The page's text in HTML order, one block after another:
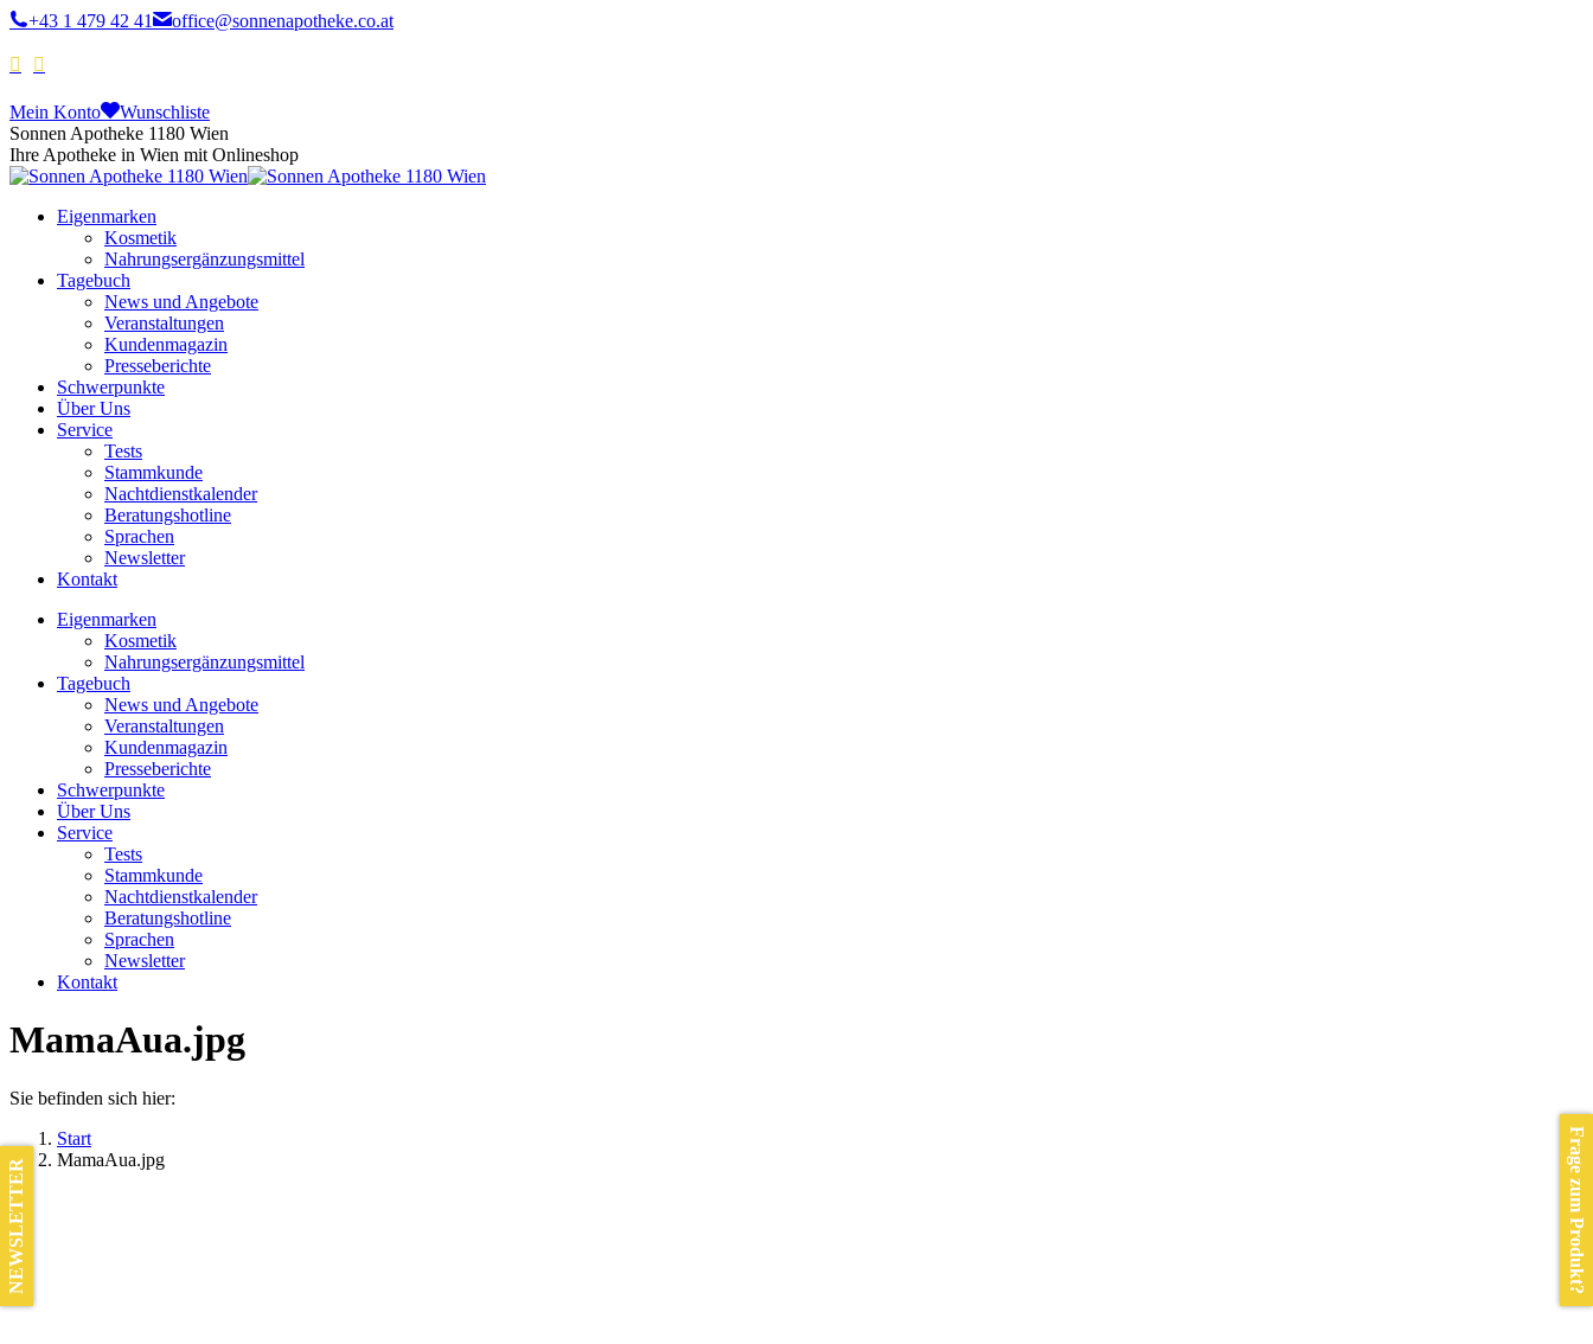
+43 1 479 42 41 office@sonnenapotheke.co.at
Mein Konto
Wunschliste
Sonnen Apotheke 1180 Wien
Ihre Apotheke in Wien mit Onlineshop
Eigenmarken
Kosmetik
Nahrungsergänzungsmittel
Tagebuch
News und Angebote
Veranstaltungen
Kundenmagazin
Presseberichte
Schwerpunkte
Über Uns
Service
Tests
Stammkunde
Nachtdienstkalender
Beratungshotline
Sprachen
Newsletter
Kontakt
Eigenmarken
Kosmetik
Nahrungsergänzungsmittel
Tagebuch
News und Angebote
Veranstaltungen
Kundenmagazin
Presseberichte
Schwerpunkte
Über Uns
Service
Tests
Stammkunde
Nachtdienstkalender
Beratungshotline
Sprachen
Newsletter
Kontakt
MamaAua.jpg
Sie befinden sich hier:
Start
MamaAua.jpg
Frage zum Produkt?
NEWSLETTER